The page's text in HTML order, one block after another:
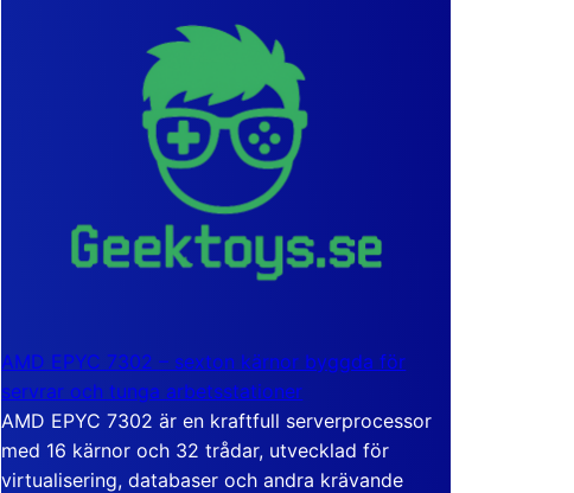
AMD EPYC 7302 – sexton kärnor byggda för
servrar och tunga arbetsstationer
AMD EPYC 7302 är en kraftfull serverprocessor
med 16 kärnor och 32 trådar, utvecklad för
virtualisering, databaser och andra krävande